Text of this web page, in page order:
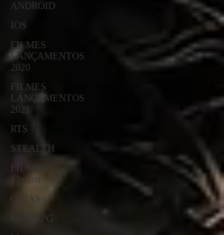
ANDROID
IOS
FILMES
LANÇAMENTOS
2020
FILMES
LANÇAMENTOS
2021
RTS
STEALTH
FILMES
Thriller
GUIAS
MMORPG